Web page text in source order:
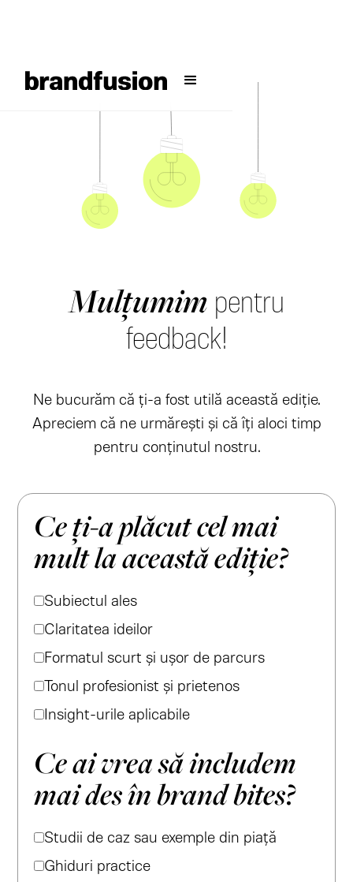
Mulțumim pentru
feedback!
Ne bucurăm că ți-a fost utilă această ediție.
Apreciem că ne urmărești și că îți aloci timp
pentru conținutul nostru.
Ce ți-a plăcut cel mai
mult la această ediție?
Subiectul ales
Claritatea ideilor
Formatul scurt și ușor de parcurs
Tonul profesionist și prietenos
Insight-urile aplicabile
Ce ai vrea să includem
mai des în brand bites?
Studii de caz sau exemple din piață
Ghiduri practice